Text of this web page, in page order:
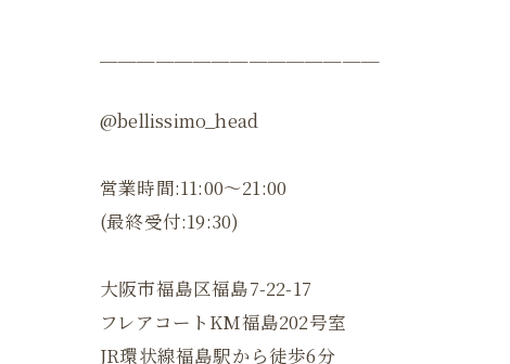
@bellissimo_head
営業時間:11:00〜21:00
(最終受付:19:30)
大阪市福島区福島7-22-17
フレアコートKM福島202号室
JR環状線福島駅から徒歩6分